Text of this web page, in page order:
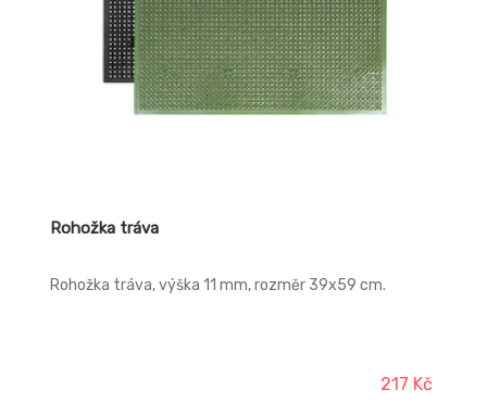
Rohožka tráva
Rohožka tráva, výška 11 mm, rozměr 39x59 cm.
217 Kč